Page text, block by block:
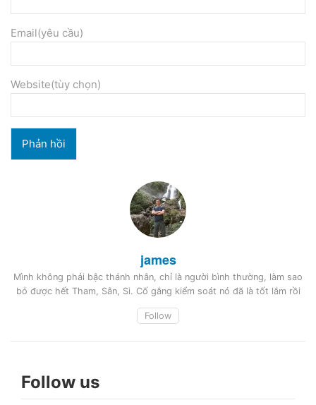
Email(yêu cầu)
Website(tùy chọn)
james
Mình không phải bậc thánh nhân, chỉ là người bình thường, làm sao
bỏ được hết Tham, Sân, Si. Cố gắng kiểm soát nó đã là tốt lắm rồi
Follow
Follow us